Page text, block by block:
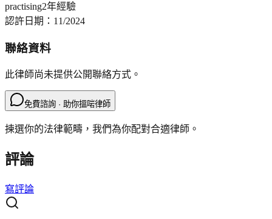
practising2年經驗
認許日期： 11/2024
聯絡資料
此律師尚未提供公開聯絡方式。
免費諮詢 · 助你搵啱律師
揀選你的法律範疇，我們為你配對合適律師。
評論
寫評論